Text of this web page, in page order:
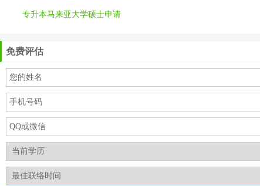
专升本马来亚大学硕士申请
免费评估